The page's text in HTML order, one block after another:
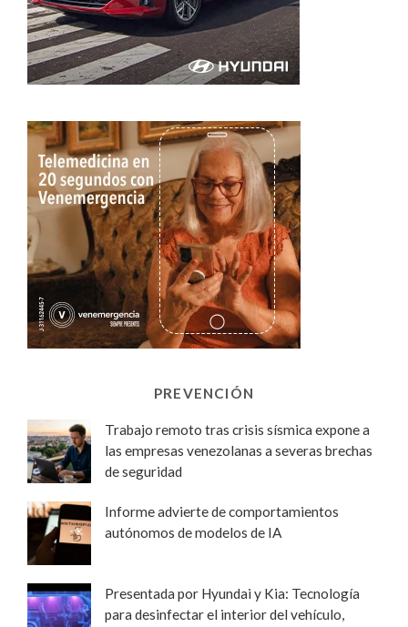
PREVENCIÓN
Trabajo remoto tras crisis sísmica expone a
las empresas venezolanas a severas brechas
de seguridad
Informe advierte de comportamientos
autónomos de modelos de IA
Presentada por Hyundai y Kia: Tecnología
para desinfectar el interior del vehículo,